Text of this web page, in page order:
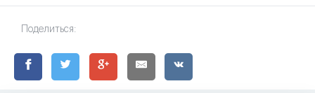
Поделиться: